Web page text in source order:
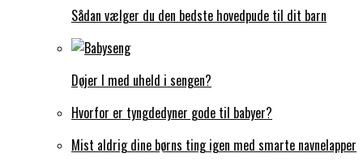
Sådan vælger du den bedste hovedpude til dit barn
Døjer I med uheld i sengen?
Hvorfor er tyngdedyner gode til babyer?
Mist aldrig dine børns ting igen med smarte navnelapper